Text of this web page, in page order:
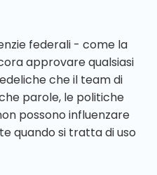
federali - come la
approvare qualsiasi
che il team di
parole, le politiche
possono influenzare
quando si tratta di uso